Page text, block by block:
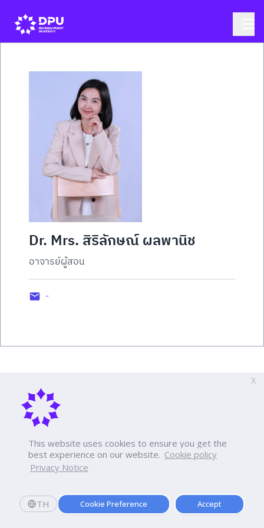
This website uses cookies to ensure you get the
best experience on our website. Cookie policy
Privacy Notice
TH Cookie Preference Accept
X
Dr. Mrs. สิริลักษณ์ ผลพานิช
อาจารย์ผู้สอน
-